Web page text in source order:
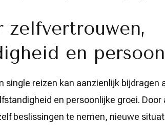
zelfvertrouwen,
en
single reizen kan aanzienlijk bijdragen
en persoonlijke groei. Door
beslissingen te nemen, nieuwe